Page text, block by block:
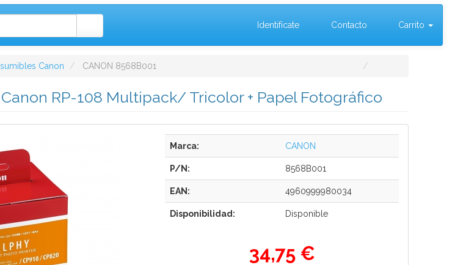
Identifícate Contacto Carrito
Canon CANON 8568B001
RP-108 Multipack/ Tricolor + Papel Fotográfico
Marca: CANON
P/N: 8568B001
EAN: 4960999980034
Disponibilidad: Disponible
34,75 €